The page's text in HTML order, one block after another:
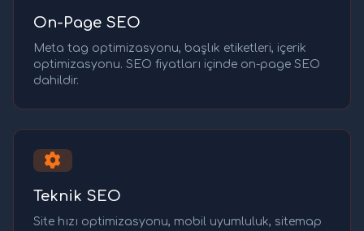
On-Page SEO
Meta tag optimizasyonu, başlık etiketleri, içerik
optimizasyonu. SEO fiyatları içinde on-page SEO
dahildir.
Teknik SEO
Site hızı optimizasyonu, mobil uyumluluk, sitemap